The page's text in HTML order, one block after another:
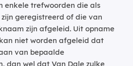
enkele trefwoorden die als
geregistreerd of die van
zijn afgeleid. Uit opname
niet worden afgeleid dat
van bepaalde
dan wel dat Van Dale zulke